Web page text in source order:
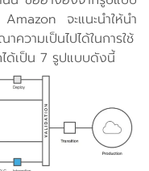
จะแนะนำให้นำ
วามเป็นไปได้ในการใช้
ด้เป็น 7 รูปแบบดังนี้